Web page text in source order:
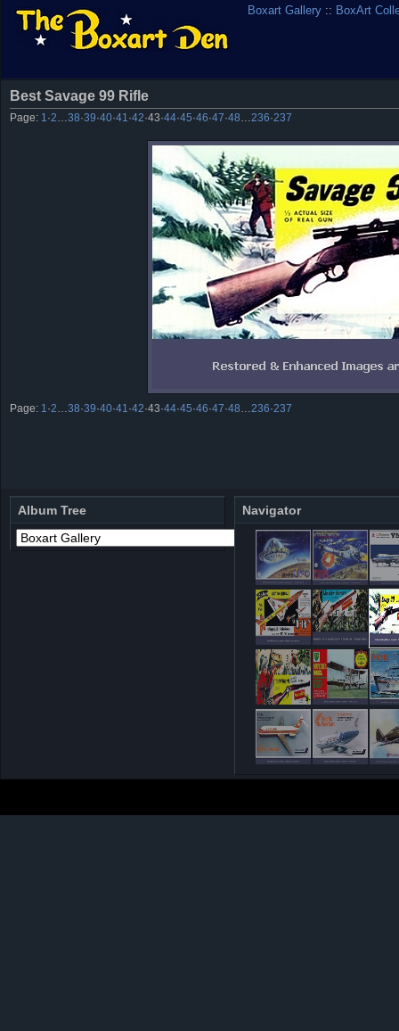
Boxart Gallery :: BoxArt
Best Savage 99 Rifle
Page: 1 ·2 38·39·40·41 ·42·43·44·45·46·47·48 236·237
Page: 1 ·2 38·39·40·41 ·42·43·44·45·46·47·48 236·237
Album Tree Navigator